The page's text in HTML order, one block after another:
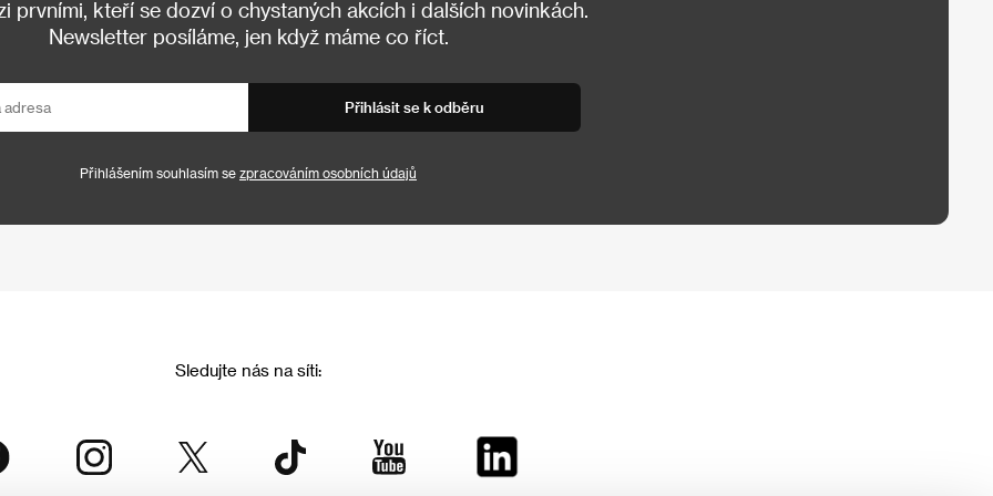
prvními, kteří se dozví o chystaných akcích i dalších novinkách.
Newsletter posíláme, jen když máme co říct.
Přihlásit se k odběru
Přihlášením souhlasím se zpracováním osobních údajů
Sledujte nás na síti: